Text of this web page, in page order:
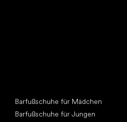
Barfußschuhe für Mädchen
Barfußschuhe für Jungen